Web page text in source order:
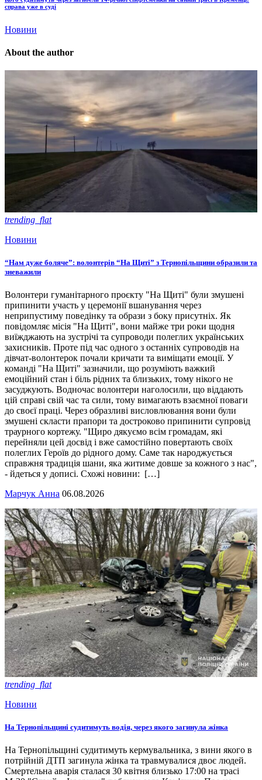
справа уже в суді
Новини
About the author
trending_flat
Новини
“Нам дуже боляче”: волонтерів “На Щиті” з Тернопільщини образили та
зневажили
Волонтери гуманітарного проєкту "На Щиті" були змушені
припинити участь у церемонії вшанування через
неприпустиму поведінку та образи з боку присутніх. Як
повідомляє місія "На Щиті", вони майже три роки щодня
виїжджають на зустрічі та супроводи полеглих українських
захисників. Проте під час одного з останніх супроводів на
дівчат-волонтерок почали кричати та виміщати емоції. У
команді "На Щиті" зазначили, що розуміють важкий
емоційний стан і біль рідних та близьких, тому нікого не
засуджують. Водночас волонтери наголосили, що віддають
цій справі свій час та сили, тому вимагають взаємної поваги
до своєї праці. Через образливі висловлювання вони були
змушені скласти прапори та достроково припинити супровід
траурного кортежу. "Щиро дякуємо всім громадам, які
перейняли цей досвід і вже самостійно повертають своїх
полеглих Героїв до рідного дому. Саме так народжується
справжня традиція шани, яка житиме довше за кожного з нас",
- йдеться у дописі. Схожі новини: […]
Марчук Анна 06.08.2026
trending_flat
Новини
На Тернопільщині судитимуть водія, через якого загинула жінка
На Тернопільщині судитимуть кермувальника, з вини якого в
потрійній ДТП загинула жінка та травмувалися двоє людей.
Смертельна аварія сталася 30 квітня близько 17:00 на трасі